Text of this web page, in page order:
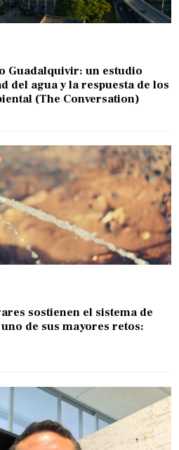
Guadalquivir: un estudio
del agua y la respuesta de los
(The Conversation)
sostienen el sistema de
de sus mayores retos: